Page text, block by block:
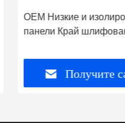
OEM Низкие и
панели Край
Получите